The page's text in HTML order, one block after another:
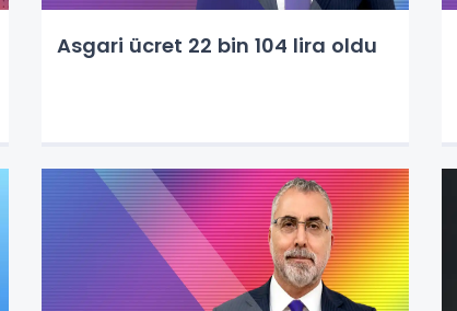
Asgari ücret 22 bin 104 lira oldu